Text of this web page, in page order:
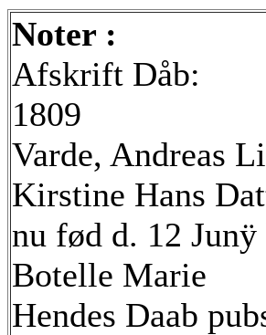
Noter :
Afskrift Dåb:
1809
Varde, Andreas
Kirstine Hans
nu fød d. 12
Botelle Marie
Hendes Daab